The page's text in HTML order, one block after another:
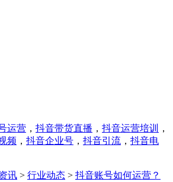
运营 ， 抖音带货直播 ， 抖音运营培训
，
频 ， 抖音企业号 ， 抖音引流 ， 抖音电
讯 > 行业动态 > 抖音账号如何运营？